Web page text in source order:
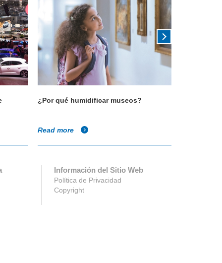
¿Por qué humidificar museos?
Read more
Información del Sitio Web
Política de Privacidad
Copyright